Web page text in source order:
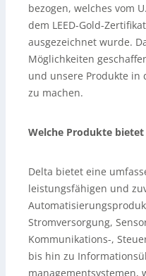
bezogen, welches vom
dem LEED-Gold-
ausgezeichnet wurde.
Möglichkeiten
und unsere Produkte in
zu machen.
Welche Produkte bietet
Delta bietet eine
leistungsfähigen und
Stromversorgung,
Kommunikations-,
bis hin zu
managementsystemen,